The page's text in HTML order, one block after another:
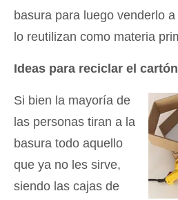
basura para luego venderlo
lo reutilizan como materia
Ideas para reciclar el cartón
Si bien la mayoría de
las personas tiran a la
basura todo aquello
que ya no les sirve,
siendo las cajas de